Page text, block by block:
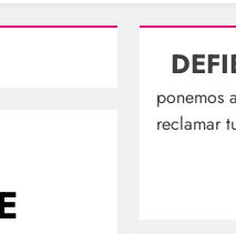
ponemos
reclamar